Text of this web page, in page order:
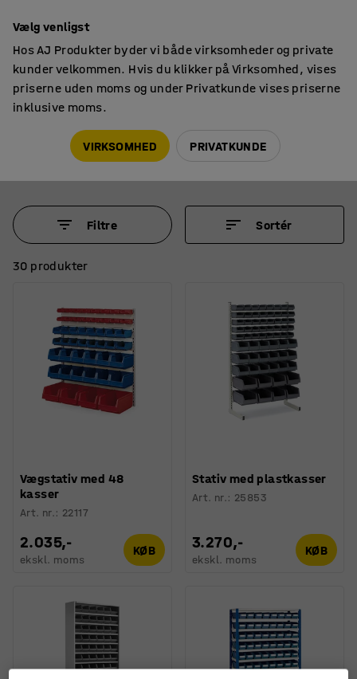
Kassereoler
Filtre Sortér
30 produkter
Vægstativ med 48
kasser
Art. nr.: 22117
2.035,-
ekskl. moms
KØB
Stativ med plastkasser
Art. nr.: 25853
3.270,-
ekskl. moms
KØB
Vælg venligst
Hos AJ Produkter byder vi både virksomheder og private
kunder velkommen. Hvis du klikker på Virksomhed, vises
priserne uden moms og under Privatkunde vises priserne
inklusive moms.
VIRKSOMHED PRIVATKUNDE